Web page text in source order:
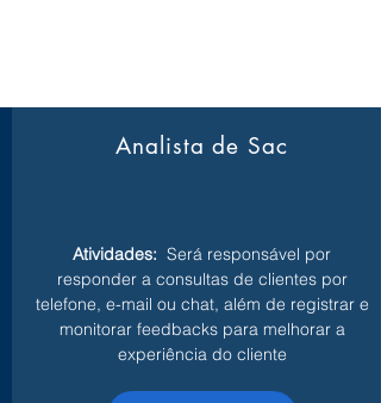
Analista de Sac
Atividades: Será responsável por
responder a consultas de clientes por
telefone, e-mail ou chat, além de registrar e
monitorar feedbacks para melhorar a
experiência do cliente